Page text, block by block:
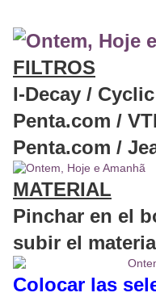
FILTROS
I-Decay /
Penta.com /
Penta.com /
MATERIAL
Pinchar en el
subir el
Colocar las